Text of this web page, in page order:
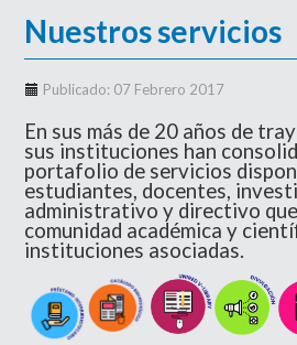
Nuestros servicios
Publicado: 07 Febrero 2017
En sus más de 20 años de
sus instituciones han
portafolio de servicios
estudiantes, docentes,
administrativo y directivo
comunidad académica y
instituciones asociadas.